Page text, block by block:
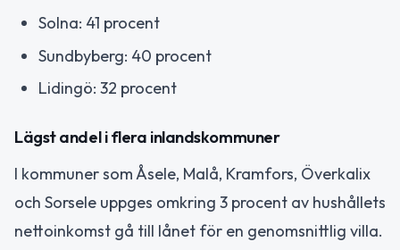
Solna: 41 procent
Sundbyberg: 40 procent
Lidingö: 32 procent
Lägst andel i flera inlandskommuner
I kommuner som Åsele, Malå, Kramfors, Överkalix
och Sorsele uppges omkring 3 procent av hushållets
nettoinkomst gå till lånet för en genomsnittlig villa.